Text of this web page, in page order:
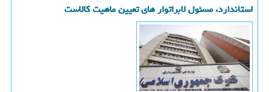
استاندارد، مسئول لابراتوار های تعیین ماهیت کالاست